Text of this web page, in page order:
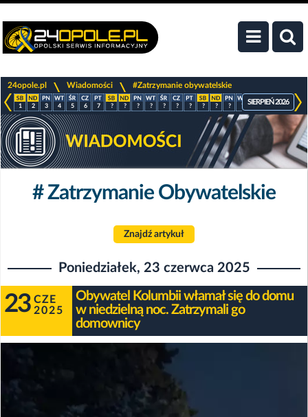
24opole.pl Wiadomości #Zatrzymanie obywatelskie
1 2 3 4 5 6 7 ? ? ? ? ? ? ? ? ? ? ? ? ? ?
SIERPIEŃ 2026
# Zatrzymanie Obywatelskie
Znajdź artykuł
Poniedziałek, 23 czerwca 2025
23 CZE
2025
Obywatel Kolumbii włamał się do domu
w niedzielną noc. Zatrzymali go
domownicy